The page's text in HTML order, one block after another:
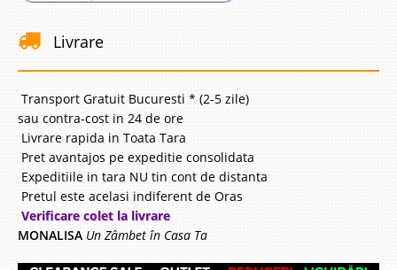
Livrare
Transport Gratuit Bucuresti * (2-5 zile)
sau contra-cost in 24 de ore
Livrare rapida in Toata Tara
Pret avantajos pe expeditie consolidata
Expeditiile in tara NU tin cont de distanta
Pretul este acelasi indiferent de Oras
Verificare colet la livrare
MONALISA Un Zâmbet în Casa Ta